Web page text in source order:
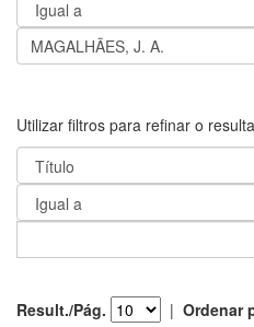
Utilizar filtros para refinar o
Result./Pág. | Ordenar